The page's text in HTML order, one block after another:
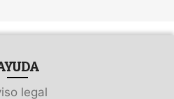
legal